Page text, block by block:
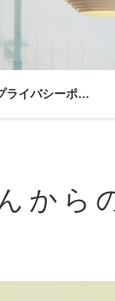
ライバシーポリ
から